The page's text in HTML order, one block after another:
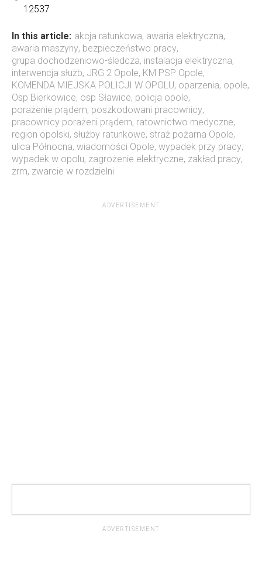
12537
In this article: akcja ratunkowa, awaria elektryczna,
awaria maszyny, bezpieczeństwo pracy,
grupa dochodzeniowo-śledcza, instalacja elektryczna,
interwencja służb, JRG 2 Opole, KM PSP Opole,
KOMENDA MIEJSKA POLICJI W OPOLU, oparzenia, opole,
Osp Bierkowice, osp Sławice, policja opole,
porażenie prądem, poszkodowani pracownicy,
pracownicy porażeni prądem, ratownictwo medyczne,
region opolski, służby ratunkowe, straż pożarna Opole,
ulica Północna, wiadomości Opole, wypadek przy pracy,
wypadek w opolu, zagrożenie elektryczne, zakład pracy,
zrm, zwarcie w rozdzielni
ADVERTISEMENT
ADVERTISEMENT